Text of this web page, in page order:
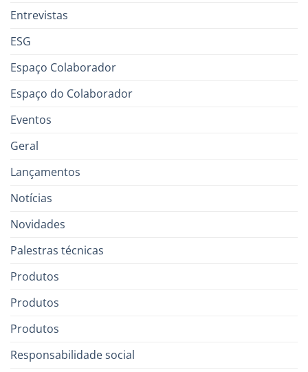
Entrevistas
ESG
Espaço Colaborador
Espaço do Colaborador
Eventos
Geral
Lançamentos
Notícias
Novidades
Palestras técnicas
Produtos
Produtos
Produtos
Responsabilidade social